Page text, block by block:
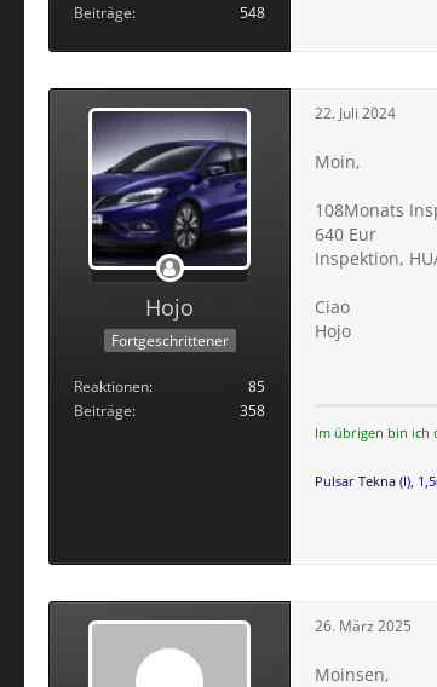
Beiträge
548
Hojo
Fortgeschrittener
Reaktionen
85
Beiträge
358
22. Juli 2024
Moin,
108Monats
640 Eur
Inspektion,
Ciao
Hojo
Im übrigen bin ich
Pulsar Tekna (I),
26. März 2025
Moinsen,